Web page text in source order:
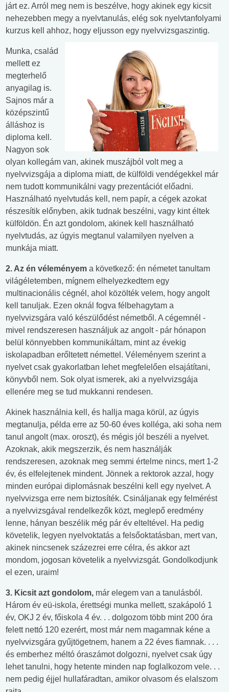
járt ez. Arról meg nem is beszélve, hogy akinek egy kicsit
nehezebben megy a nyelvtanulás, elég sok nyelvtanfolyami
kurzus kell ahhoz, hogy eljusson egy nyelvvizsgaszintig.
Munka, család
mellett ez
megterhelő
anyagilag is.
Sajnos már a
középszintű
álláshoz is
diploma kell.
Nagyon sok
olyan kollegám van, akinek muszájból volt meg a
nyelvvizsgája a diploma miatt, de külföldi vendégekkel már
nem tudott kommunikálni vagy prezentációt előadni.
Használható nyelvtudás kell, nem papír, a cégek azokat
részesítik előnyben, akik tudnak beszélni, vagy kint éltek
külföldön. Én azt gondolom, akinek kell használható
nyelvtudás, az úgyis megtanul valamilyen nyelven a
munkája miatt.
2. Az én véleményem a következő: én németet tanultam
világéletemben, mígnem elhelyezkedtem egy
multinacionális cégnél, ahol közölték velem, hogy angolt
kell tanuljak. Ezen oknál fogva félbehagytam a
nyelvvizsgára való készülődést németből. A cégemnél -
mivel rendszeresen használjuk az angolt - pár hónapon
belül könnyebben kommunikáltam, mint az évekig
iskolapadban erőltetett némettel. Véleményem szerint a
nyelvet csak gyakorlatban lehet megfelelően elsajátítani,
könyvből nem. Sok olyat ismerek, aki a nyelvvizsgája
ellenére meg se tud mukkanni rendesen.
Akinek használnia kell, és hallja maga körül, az úgyis
megtanulja, példa erre az 50-60 éves kolléga, aki soha nem
tanul angolt (max. oroszt), és mégis jól beszéli a nyelvet.
Azoknak, akik megszerzik, és nem használják
rendszeresen, azoknak meg semmi értelme nincs, mert 1-2
év, és elfelejtenek mindent. Jönnek a rektorok azzal, hogy
minden európai diplomásnak beszélni kell egy nyelvet. A
nyelvvizsga erre nem biztosíték. Csináljanak egy felmérést
a nyelvvizsgával rendelkezők közt, meglepő eredmény
lenne, hányan beszélik még pár év elteltével. Ha pedig
követelik, legyen nyelvoktatás a felsőoktatásban, mert van,
akinek nincsenek százezrei erre célra, és akkor azt
mondom, jogosan követelik a nyelvvizsgát. Gondolkodjunk
el ezen, uraim!
3. Kicsit azt gondolom, már elegem van a tanulásból.
Három év eü-iskola, érettségi munka mellett, szakápoló 1
év, OKJ 2 év, főiskola 4 év. . . dolgozom több mint 200 óra
felett nettó 120 ezerért, most már nem magamnak kéne a
nyelvvizsgára gyűjtögetnem, hanem a 22 éves fiamnak. . . .
és emberhez méltó óraszámot dolgozni, nyelvet csak úgy
lehet tanulni, hogy hetente minden nap foglalkozom vele. . .
nem pedig éjjel hullafáradtan, amikor olvasom és elalszom